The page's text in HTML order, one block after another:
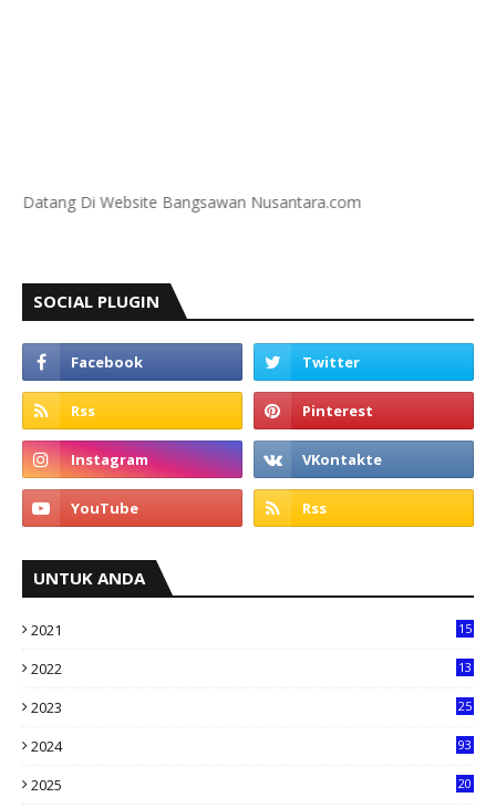
Di Website Bangsawan Nusantara.com
SOCIAL PLUGIN
UNTUK ANDA
2021 15
2022 13
2023 25
2024 93
2025
20